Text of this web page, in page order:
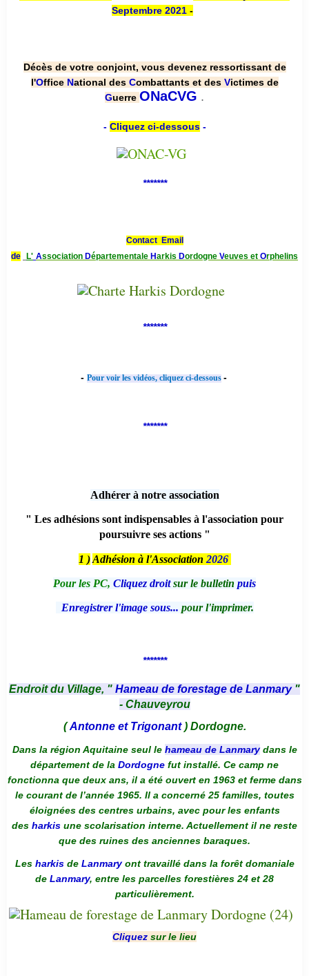
Septembre 2021 -
Décès de votre conjoint, vous devenez ressortissant de
l'Office National des Combattants et des Victimes de
Guerre ONaCVG .
- Cliquez ci-dessous-
*******
Contact Email
de
L' Association Départementale Harkis Dordogne Veuves et Orphelins
*******
- Pour voir les vidéos, cliquez ci-dessous -
*******
Adhérer à notre association
" Les adhésions sont indispensables à l'association pour
poursuivre ses actions "
1 ) Adhésion à l'Association 2026
Pour les PC, Cliquez droitsur le bulletin puis
Enregistrer l'image sous... pour l'imprimer.
*******
Endroit du Village, " Hameau de forestage de Lanmary "
- Chauveyrou
(Antonne et Trigonant) Dordogne.
Dans la région Aquitaine seul le hameau de Lanmarydans le
département de la Dordogne fut installé. Ce camp ne
fonctionna que deux ans, il a été ouvert en 1963 et ferme dans
le courant de l’année 1965. Il a concerné 25 familles, toutes
éloignées des centres urbains, avec pour les enfants
des harkis une scolarisation interne. Actuellement il ne reste
que des ruines des anciennes baraques.
Les harkis de Lanmaryont travaillé dans la forêt domaniale
de Lanmary, entre les parcelles forestières 24 et 28
particulièrement.
Cliquez sur le lieu